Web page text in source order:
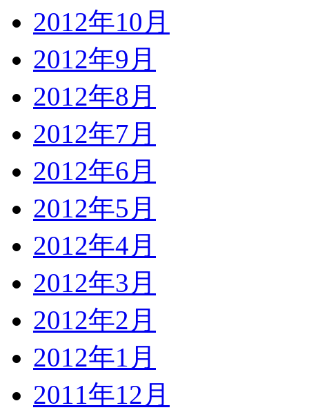
2012年10月
2012年9月
2012年8月
2012年7月
2012年6月
2012年5月
2012年4月
2012年3月
2012年2月
2012年1月
2011年12月